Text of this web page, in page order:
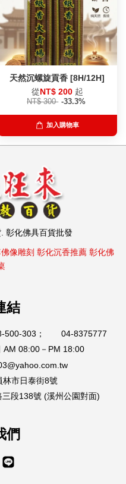
天然沉螺旋貢香 [8H/12H]
從NT$ 200 起
NT$ 300 -33.3%
加入購物車
彰化佛具百貨批發
像雕刻 彰化沉香推薦 彰化佛
結
500-303； 04-8375777
AM 08:00－PM 18:00
林市日泰街8號
段138號 (溪州公園對面)
們